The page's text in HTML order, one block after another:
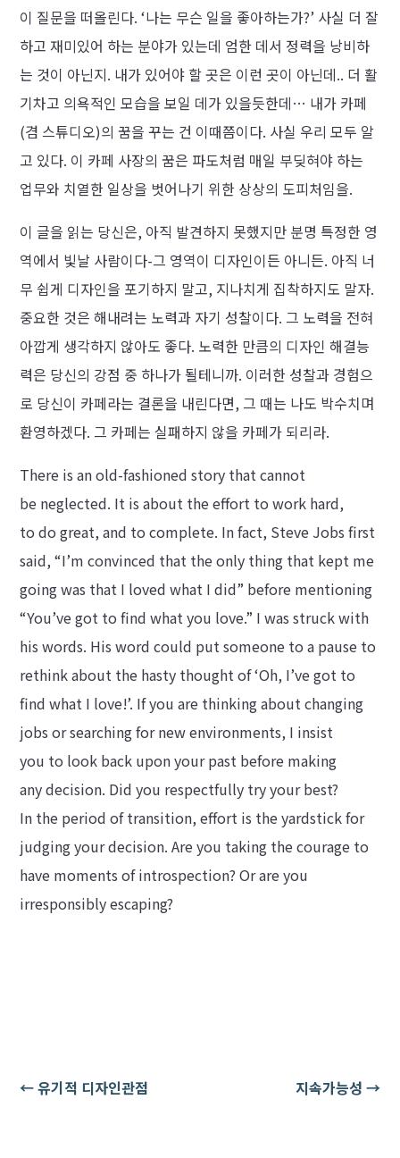
이 질문을 떠올린다. ‘나는 무슨 일을 좋아하는가?’ 사실 더 잘
하고 재미있어 하는 분야가 있는데 엄한 데서 정력을 낭비하
는 것이 아닌지. 내가 있어야 할 곳은 이런 곳이 아닌데.. 더 활
기차고 의욕적인 모습을 보일 데가 있을듯한데… 내가 카페
(겸 스튜디오)의 꿈을 꾸는 건 이때쯤이다. 사실 우리 모두 알
고 있다. 이 카페 사장의 꿈은 파도처럼 매일 부딪혀야 하는
업무와 치열한 일상을 벗어나기 위한 상상의 도피처임을.
이 글을 읽는 당신은, 아직 발견하지 못했지만 분명 특정한 영
역에서 빛날 사람이다-그 영역이 디자인이든 아니든. 아직 너
무 쉽게 디자인을 포기하지 말고, 지나치게 집착하지도 말자.
중요한 것은 해내려는 노력과 자기 성찰이다. 그 노력을 전혀
아깝게 생각하지 않아도 좋다. 노력한 만큼의 디자인 해결능
력은 당신의 강점 중 하나가 될테니까. 이러한 성찰과 경험으
로 당신이 카페라는 결론을 내린다면, 그 때는 나도 박수치며
환영하겠다. 그 카페는 실패하지 않을 카페가 되리라.
There is an old-fashioned story that cannot
be neglected. It is about the effort to work hard,
to do great, and to complete. In fact, Steve Jobs first
said, “I’m convinced that the only thing that kept me
going was that I loved what I did” before mentioning
“You’ve got to find what you love.” I was struck with
his words. His word could put someone to a pause to
rethink about the hasty thought of ‘Oh, I’ve got to
find what I love!’. If you are thinking about changing
jobs or searching for new environments, I insist
you to look back upon your past before making
any decision. Did you respectfully try your best?
In the period of transition, effort is the yardstick for
judging your decision. Are you taking the courage to
have moments of introspection? Or are you
irresponsibly escaping?
←유기적 디자인관점 지속가능성 →